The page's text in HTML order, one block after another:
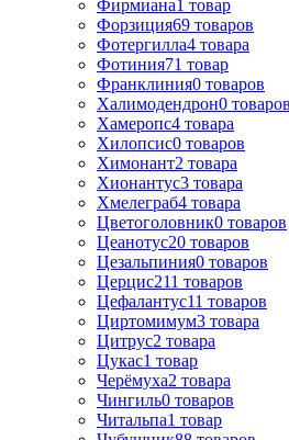
Фирмиана1 товар
Форзиция69 товаров
Фотергилла4 товара
Фотиния71 товар
Франклиния0 товаров
Халимодендрон0 товаров
Хамеропс4 товара
Хилопсис0 товаров
Химонант2 товара
Хионантус3 товара
Хмелеграб4 товара
Цветоголовник0 товаров
Цеанотус20 товаров
Цезальпиния0 товаров
Церцис211 товаров
Цефалантус11 товаров
Циртомимум3 товара
Цитрус2 товара
Цукас1 товар
Черёмуха2 товара
Чингиль0 товаров
Читальпа1 товар